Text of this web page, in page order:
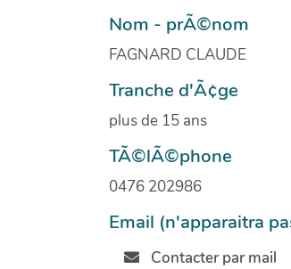
Nom - prÃ©nom
FAGNARD CLAUDE
Tranche d'Ã¢ge
plus de 15 ans
TÃ©lÃ©phone
0476 202986
Email (n'apparaitra
Contacter par mail